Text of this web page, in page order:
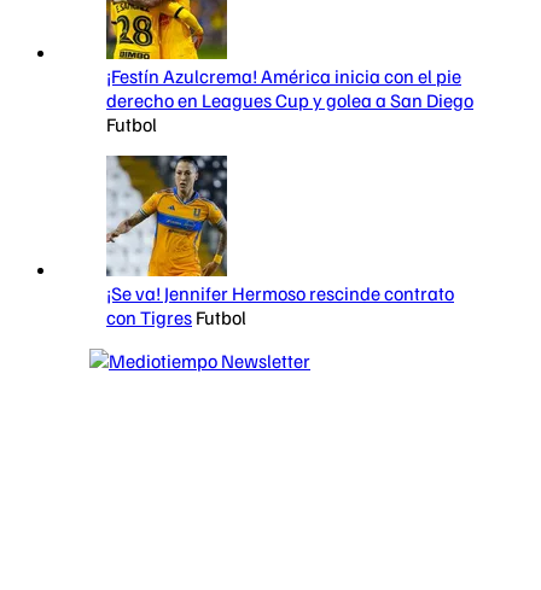
¡Festín Azulcrema! América inicia con el pie
derecho en Leagues Cup y golea a San Diego
Futbol
¡Se va! Jennifer Hermoso rescinde contrato
con Tigres Futbol